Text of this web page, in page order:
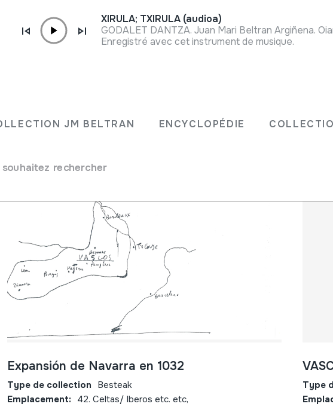
JM BELTRAN ENCYCLOPÉDIE
rechercher
XIRULA; TXIRULA (audioa)
GODALET DANTZA. Juan Mari Beltran Argiñena.
Enregistré avec cet instrument de musique.
Expansión de Navarra en 1032
Type de collection Besteak
Emplacement: 42. Celtas/ Iberos etc. etc,
Type